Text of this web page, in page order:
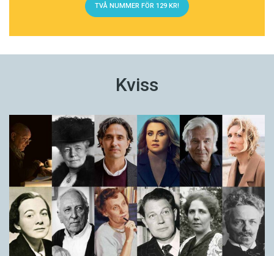
TVÅ NUMMER FÖR 129 KR!
Kviss